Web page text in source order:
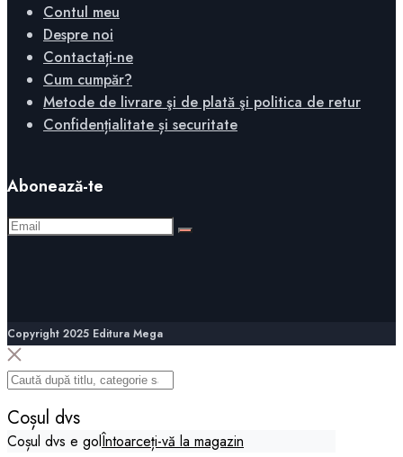
Contul meu
Despre noi
Contactați-ne
Cum cumpăr?
Metode de livrare şi de plată şi politica de retur
Confidențialitate și securitate
Abonează-te
Copyright 2025 Editura Mega
Coșul dvs
Coșul dvs e golÎntoarceți-vă la magazin